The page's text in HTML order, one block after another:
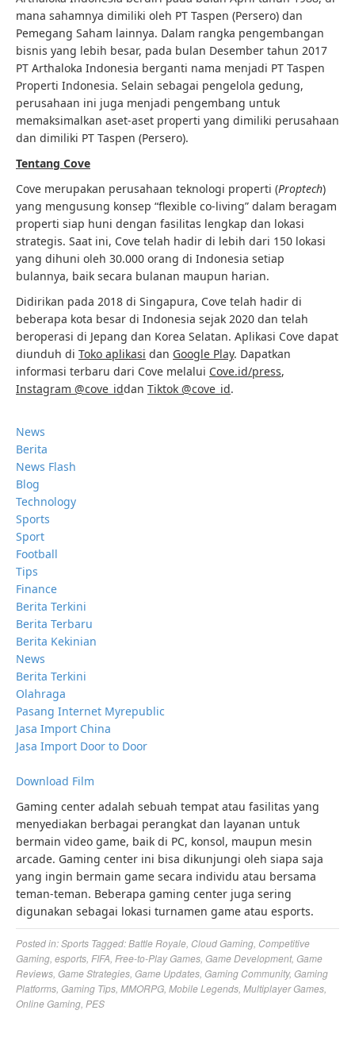
mana sahamnya dimiliki oleh PT Taspen (Persero) dan
Pemegang Saham lainnya. Dalam rangka pengembangan
bisnis yang lebih besar, pada bulan Desember tahun 2017
PT Arthaloka Indonesia berganti nama menjadi PT Taspen
Properti Indonesia. Selain sebagai pengelola gedung,
perusahaan ini juga menjadi pengembang untuk
memaksimalkan aset-aset properti yang dimiliki perusahaan
dan dimiliki PT Taspen (Persero).
Tentang Cove
Cove merupakan perusahaan teknologi properti (Proptech)
yang mengusung konsep “flexible co-living” dalam beragam
properti siap huni dengan fasilitas lengkap dan lokasi
strategis. Saat ini, Cove telah hadir di lebih dari 150 lokasi
yang dihuni oleh 30.000 orang di Indonesia setiap
bulannya, baik secara bulanan maupun harian.
Didirikan pada 2018 di Singapura, Cove telah hadir di
beberapa kota besar di Indonesia sejak 2020 dan telah
beroperasi di Jepang dan Korea Selatan. Aplikasi Cove dapat
diunduh di Toko aplikasi dan Google Play. Dapatkan
informasi terbaru dari Cove melalui Cove.id/press,
Instagram @cove_iddan Tiktok @cove_id.
News
Berita
News Flash
Blog
Technology
Sports
Sport
Football
Tips
Finance
Berita Terkini
Berita Terbaru
Berita Kekinian
News
Berita Terkini
Olahraga
Pasang Internet Myrepublic
Jasa Import China
Jasa Import Door to Door
Download Film
Gaming center adalah sebuah tempat atau fasilitas yang
menyediakan berbagai perangkat dan layanan untuk
bermain video game, baik di PC, konsol, maupun mesin
arcade. Gaming center ini bisa dikunjungi oleh siapa saja
yang ingin bermain game secara individu atau bersama
teman-teman. Beberapa gaming center juga sering
digunakan sebagai lokasi turnamen game atau esports.
Posted in:Sports Tagged:Battle Royale Cloud Gaming Competitive
Gaming esports FIFA Free-to-Play Games Game Development, Game
Reviews Game Strategies Game Updates Gaming Community, Gaming
Platforms Gaming Tips MMORPG Mobile Legends Multiplayer Games
Online Gaming PES